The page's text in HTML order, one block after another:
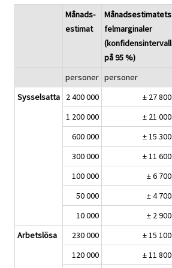
Månads-
estimat
Månadsestimatets
felmarginaler
(konfidensintervall
på 95 %)
personer personer
Sysselsatta
2 400 000 ± 27 800
1 200 000
± 21 000
600 000
± 15 300
300 000
± 11 600
100 000
± 6 700
50 000
± 4 700
10 000
± 2 900
Arbetslösa
230 000 ± 15 100
120 000
± 11 800